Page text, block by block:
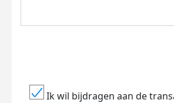
Ik wil bijdragen aan de